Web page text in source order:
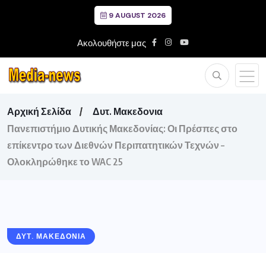
9 AUGUST 2026
Ακολουθήστε μας
Αρχική Σελίδα
Δυτ. Μακεδονια
Πανεπιστήμιο Δυτικής Μακεδονίας: Οι Πρέσπες στο
επίκεντρο των Διεθνών Περιπατητικών Τεχνών –
Ολοκληρώθηκε το WAC 25
ΔΥΤ. ΜΑΚΕΔΟΝΙΑ